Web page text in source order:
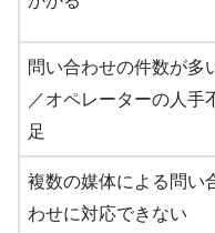
問い合わせの件数が多
／オペレーターの人手
足
複数の媒体による問い
わせに対応できない